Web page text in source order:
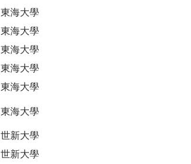
東海大學
東海大學
東海大學
東海大學
東海大學
東海大學
世新大學
世新大學